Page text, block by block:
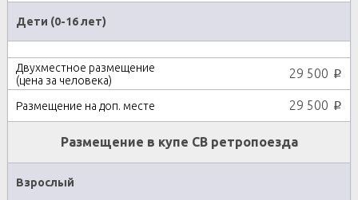
Дети (0-16 лет)
29 500 p
29 500 p
Размещение в купе СВ ретропоезда
Взрослый